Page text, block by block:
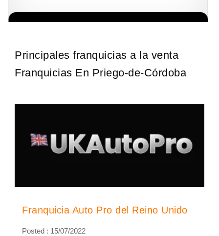
Principales franquicias a la venta
Franquicias En Priego-de-Córdoba
Franquicia Auto Pro del Reino Unido
Posted : 15/07/2022